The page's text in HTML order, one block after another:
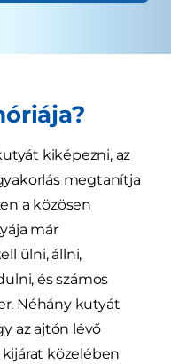
kiképezni, az
megtanítja
a közösen
már
ülni, állni,
és számos
Néhány kutyát
az ajtón lévő
közelében